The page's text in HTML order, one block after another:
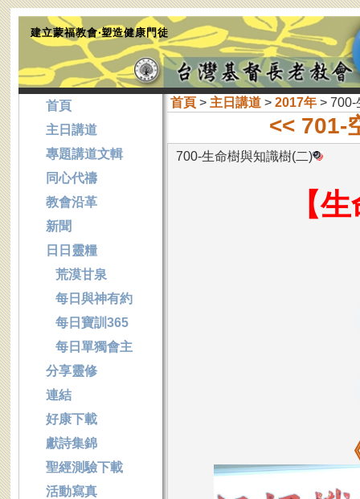
建立蒙福教會‧塑造健康門徒
首頁> 主日講道> 2017年> 700-
<< 701-
700-生命樹與知識樹(二)
【
首頁
主日講道
專題講道文輯
同心代禱
教會沿革
新聞
日日靈糧
荒漠甘泉
每日與神有約
每日寶訓365
每日單獨會主
分享靈修
連結
好康下載
獻詩集錦
聖經測驗下載
活動寫真